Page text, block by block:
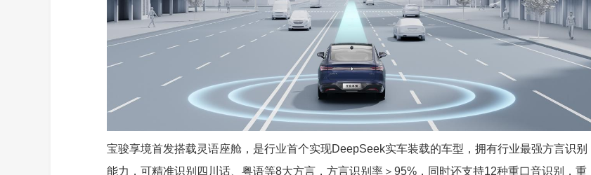
宝骏享境首发搭载灵语座舱，是行业首个实现DeepSeek实车装载的车型，拥有行业最强方言识别
能力，可精准识别四川话、粤语等8大方言，方言识别率＞95%，同时还支持12种重口音识别，重